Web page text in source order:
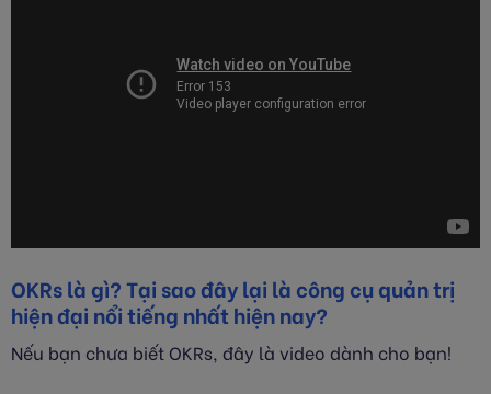
OKRs là gì? Tại sao đây lại là công cụ quản trị
hiện đại nổi tiếng nhất hiện nay?
Nếu bạn chưa biết OKRs, đây là video dành cho bạn!